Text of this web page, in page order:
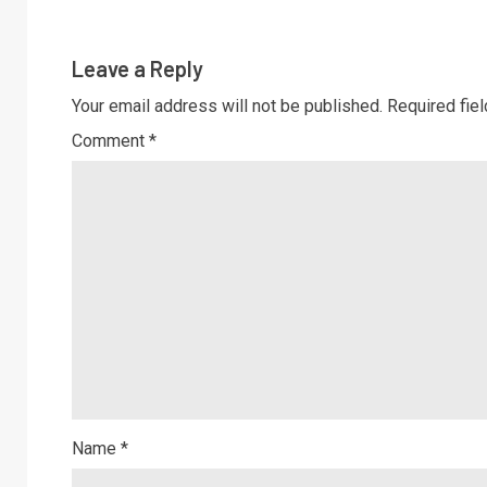
Leave a Reply
Your email address will not be published. Required
Comment *
Name *